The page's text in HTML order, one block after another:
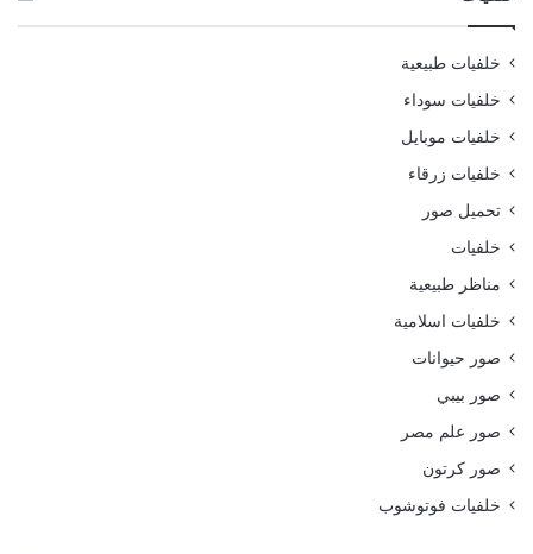
خلفيات طبيعية
خلفيات سوداء
خلفيات موبايل
خلفيات زرقاء
تحميل صور
خلفيات
مناظر طبيعية
خلفيات اسلامية
صور حيوانات
صور بيبي
صور علم مصر
صور كرتون
خلفيات فوتوشوب